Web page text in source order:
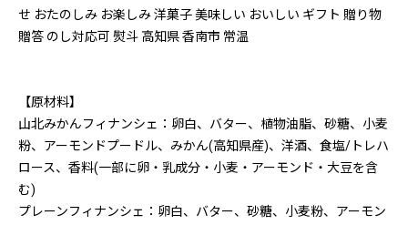
せ おたのしみ お楽しみ 洋菓子 美味しい おいしい ギフト 贈り物
贈答 のし対応可 熨斗 高知県 香南市 常温
【原材料】
山北みかんフィナンシェ：卵白、バター、植物油脂、砂糖、小麦
粉、アーモンドプードル、みかん(高知県産)、洋酒、食塩/トレハ
ロース、香料(一部に卵・乳成分・小麦・アーモンド・大豆を含
む)
プレーンフィナンシェ：卵白、バター、砂糖、小麦粉、アーモン